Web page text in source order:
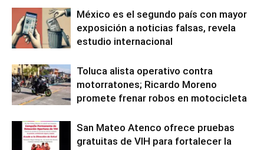
México es el segundo país con mayor
exposición a noticias falsas, revela
estudio internacional
Toluca alista operativo contra
motorratones; Ricardo Moreno
promete frenar robos en motocicleta
San Mateo Atenco ofrece pruebas
gratuitas de VIH para fortalecer la